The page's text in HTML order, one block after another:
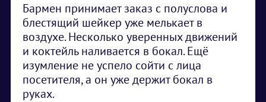
Бармен принимает заказ с полуслова и
блестящий шейкер уже мелькает в
воздухе. Несколько уверенных движений
и коктейль наливается в бокал. Ещё
изумление не успело сойти с лица
посетителя, а он уже держит бокал в
руках.